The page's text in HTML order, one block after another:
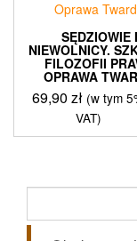
SĘDZIOWIE I
NIEWOLNICY.
FILOZOFII
OPRAWA
69,90zł (w tym
VAT)